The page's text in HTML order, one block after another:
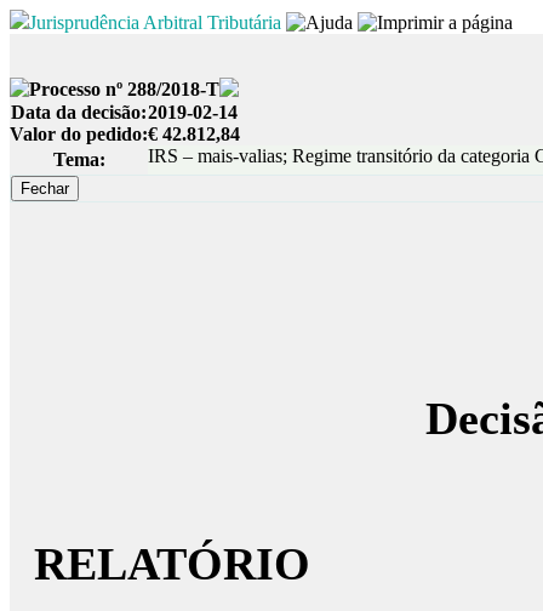
Jurisprudência Arbitral Tributária
Processo nº 288/2018-T
Data da decisão:2019-02-14
Valor do pedido:€ 42.812,84
Tema:
IRS – mais-valias; Regime transitório da categoria
RELATÓRIO